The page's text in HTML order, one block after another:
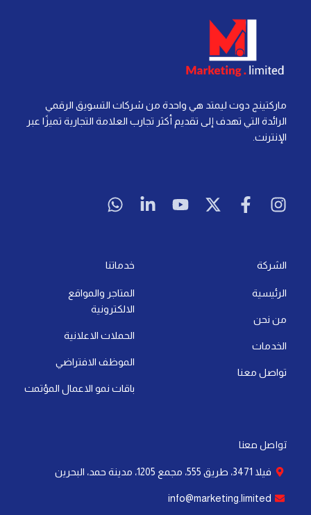
إعادة الاستهداف في التسويق الرقمي: كل ما تحتاج
التسويق الرقمي
أهمية خوارزميات التسويق: كيف تؤثر على نجاح
إقرأ المزيد »